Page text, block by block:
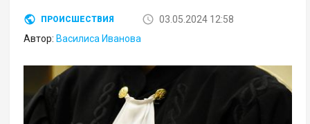
ПРОИСШЕСТВИЯ
03.05.2024 12:58
Автор: Василиса Иванова